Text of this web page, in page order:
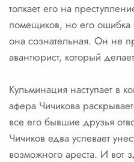
толкает его на
помещиков, но его ошибка
она сознательная. Он не
авантюрист, который
Кульминация наступает в
афера Чичикова
все его бывшие друзья
Чичиков едва успевает
возможного ареста. И вот